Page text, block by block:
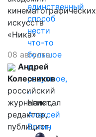
единственный
способ
нести
что-то
большое
и
разумное,
…
Написал
Алексей
Волин
кинематографических
искусств
«Ника»
08 августа
Андрей
Колесников
российский
журналист,
редактор,
публицист,